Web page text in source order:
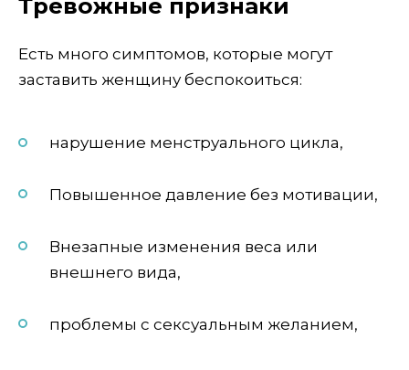
Есть много симптомов, которые могут
заставить женщину беспокоиться:
нарушение менструального цикла,
Повышенное давление без мотивации,
Внезапные изменения веса или
внешнего вида,
проблемы с сексуальным желанием,